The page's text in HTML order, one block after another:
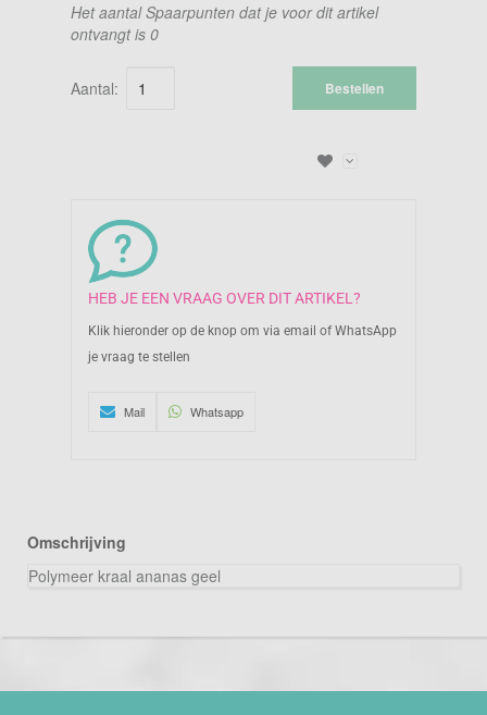
Het aantal Spaarpunten dat je voor dit artikel
ontvangt is 0
Aantal: Bestellen
HEB JE EEN VRAAG OVER DIT ARTIKEL?
Klik hieronder op de knop om via email of WhatsApp
je vraag te stellen
Mail Whatsapp
Omschrijving
Polymeer kraal ananas geel